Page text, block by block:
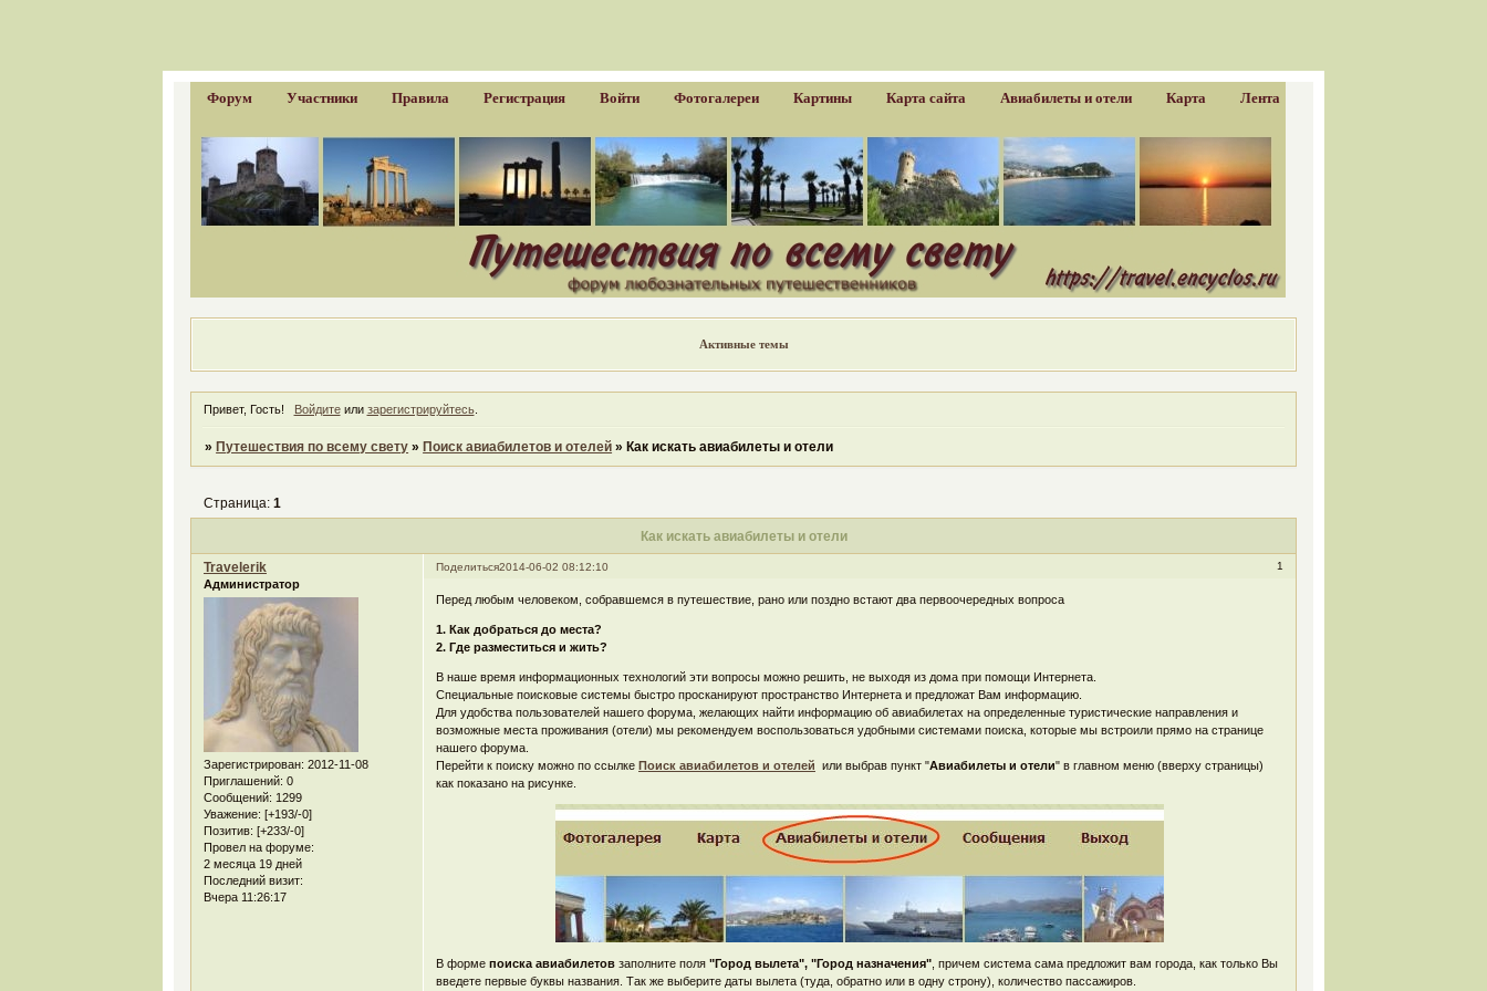
Форум Участники Правила Регистрация Войти Фотогалереи Картины Карта сайта Авиабилеты и отели Карта Лента
Активные темы
Привет, Гость! Войдитеили зарегистрируйтесь.
»Путешествия по всему свету »Поиск авиабилетов и отелей »Как искать авиабилеты и отели
Как искать авиабилеты и отели
Страница:1
Поделиться 1
2014-06-02 08:12:10
Travelerik
Администратор
Зарегистрирован: 2012-11-08
Приглашений: 0
Сообщений: 1299
Уважение: [+193/-0]
Позитив: [+233/-0]
Провел на форуме:
2 месяца 19 дней
Последний визит:
Вчера 11:26:17
Перед любым человеком, собравшемся в путешествие, рано или поздно встают два первоочередных вопроса
1. Как добраться до места?
2. Где разместиться и жить?
В наше время информационных технологий эти вопросы можно решить, не выходя из дома при помощи Интернета.
Специальные поисковые системы быстро просканируют пространство Интернета и предложат Вам информацию.
Для удобства пользователей нашего форума, желающих найти информацию об авиабилетах на определенные туристические направления и
возможные места проживания (отели) мы рекомендуем воспользоваться удобными системами поиска, которые мы встроили прямо на странице
нашего форума.
Перейти к поиску можно по ссылкеПоиск авиабилетов и отелей или выбрав пункт "Авиабилеты и отели" в главном меню (вверху страницы)
как показано на рисунке.
В формепоиска авиабилетов заполните поля"Город вылета", "Город назначения" , причем система сама предложит вам города, как только Вы
введете первые буквы названия. Так же выберите даты вылета (туда, обратно или в одну строну), количество пассажиров.